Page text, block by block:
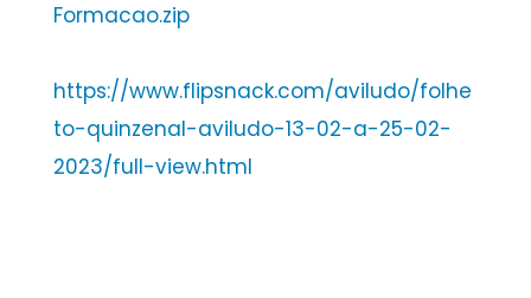
Formacao.zip
https://www.flipsnack.com/aviludo/folhe
to-quinzenal-aviludo-13-02-a-25-02-
2023/full-view.html